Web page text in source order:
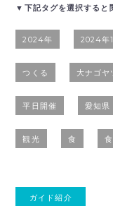
▼下記タグを選択すると
2024年 2024年
つくる 大ナゴ
平日開催 愛知県
観光 食
ガイド紹介